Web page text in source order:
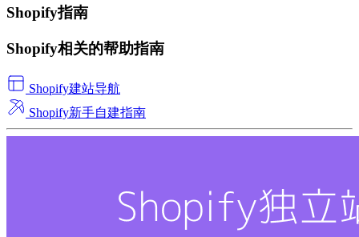
Shopify指南
Shopify相关的帮助指南
Shopify建站导航
Shopify新手自建指南